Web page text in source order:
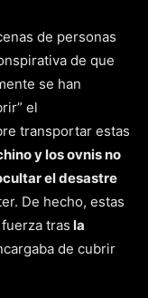
de personas
de que
se han
el
transportar estas
y los ovnis no
el desastre
De hecho, estas
tras la
de cubrir